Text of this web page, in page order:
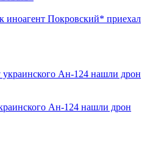
иноагент Покровский* приехал
Ан-124 нашли дрон